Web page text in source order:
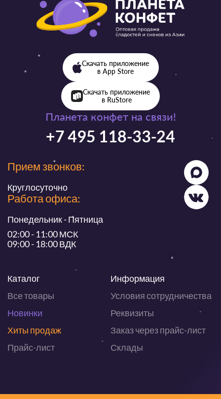
Планета конфет на связи!
+7 495 118-33-24
Прием звонков:
Круглосуточно
Работа офиса:
Понедельник - Пятница
02:00 - 11:00 МСК
09:00 - 18:00 ВДК
Каталог
Все товары
Новинки
Хиты продаж
Прайс-лист
Информация
Условия сотрудничества
Реквизиты
Заказ через прайс-лист
Склады
Скачать приложение
в App Store
Скачать приложение
в RuStore